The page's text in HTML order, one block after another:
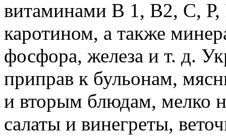
витаминами В 1, В2, С, Р,
каротином, а также
фосфора, железа и т. д.
приправ к бульонам,
и вторым блюдам, мелко
салаты и винегреты,